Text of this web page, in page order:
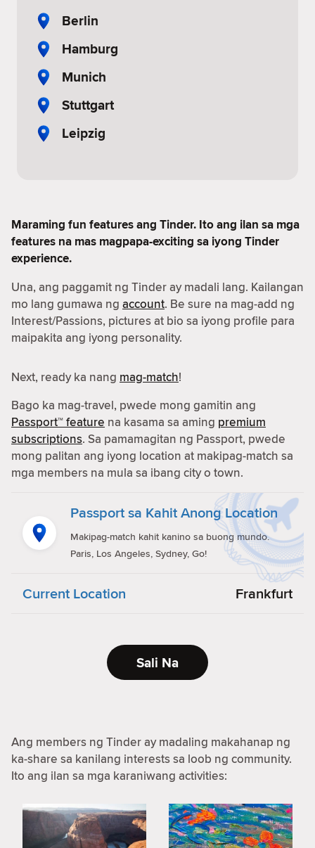
Berlin
Hamburg
Munich
Stuttgart
Leipzig
Maraming fun features ang Tinder. Ito ang ilan sa mga
features na mas magpapa-exciting sa iyong Tinder
experience.
Una, ang paggamit ng Tinder ay madali lang. Kailangan
mo lang gumawa ng account. Be sure na mag-add ng
Interest/Passions, pictures at bio sa iyong profile para
maipakita ang iyong personality.
Next, ready ka nang mag-match!
Bago ka mag-travel, pwede mong gamitin ang
Passport™ feature na kasama sa aming premium
subscriptions. Sa pamamagitan ng Passport, pwede
mong palitan ang iyong location at makipag-match sa
mga members na mula sa ibang city o town.
Passport sa Kahit Anong Location
Makipag-match kahit kanino sa buong mundo.
Paris, Los Angeles, Sydney, Go!
Current Location Frankfurt
Sali Na
Ang members ng Tinder ay madaling makahanap ng
ka-share sa kanilang interests sa loob ng community.
Ito ang ilan sa mga karaniwang activities: